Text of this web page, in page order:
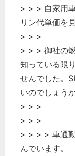
> > > 自家用
リン代単価を
> > >
> > > 御社の
知っている限
せんでした。
いのでしょう
> > >
> > >
> > > > 車通
んでいます。